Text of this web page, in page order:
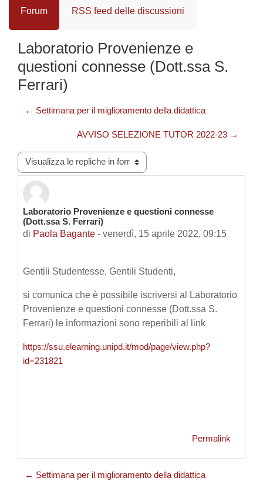
Forum RSS feed delle discussioni
Laboratorio Provenienze e
questioni connesse (Dott.ssa S.
Ferrari)
← Settimana per il miglioramento della didattica
AVVISO SELEZIONE TUTOR 2022-23 →
Modalità visualizzazione
Laboratorio Provenienze e questioni connesse
(Dott.ssa S. Ferrari)
di Paola Bagante - venerdì, 15 aprile 2022, 09:15
Numero di risposte: 0
Gentili Studentesse, Gentili Studenti,
si comunica che è possibile iscriversi al Laboratorio
Provenienze e questioni connesse (Dott.ssa S.
Ferrari) le informazioni sono reperibili al link
https://ssu.elearning.unipd.it/mod/page/view.php?
id=231821
Permalink
← Settimana per il miglioramento della didattica